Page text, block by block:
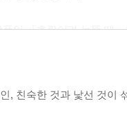
오고 싶습니까? 한 문장으
두드리다가, 이내 최대
복무할 수 있다는 것을 보
품인 『호랑이가 눈뜰 때
소녀들의 숲』 등 전 세
,
, 친숙한 것과 낯선 것이